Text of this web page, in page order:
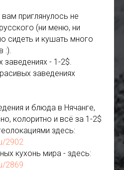
приглянулось не
(ни меню, ни
сидеть и кушать много
:).
заведениях - 1-2$.
заведениях
и блюда в Нячанге,
колоритно и всё за 1-2$
здесь:
2902
кухонь мира - здесь:
2869